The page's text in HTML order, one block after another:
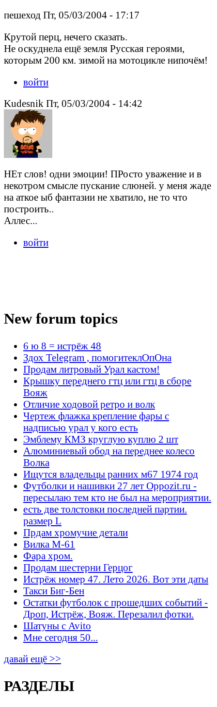
пешеход Пт, 05/03/2004 - 17:17
Крутой перц, нечего сказать.
Не оскуднела ещё земля Русская героями,
которым 200 км. зимой на мотоцикле нипочём!
войти
Kudesnik Пт, 05/03/2004 - 14:42
НЕт слов! одни эмоции! ПРосто уважение и в
некотром смысле пускание слюней. у меня жаде
на аткое ыб фантазии не хватило, не то что
построить..
Аллес...
войти
New forum topics
6 ю 8 = истрёж 48
Здох Telegram , помогитеклОпОна
Продам литровый Урал кастом!
Крышку переднего гтц или гтц в сборе
Вояж
Отличие ходовой ретро и волк
Чертеж флажка крепление фары с
надписью урал у кого есть
Эмблему КМЗ круглую куплю 2 шт
Алюминиевый обод на переднее колесо
Волка
Ищутся владельцы ранних м67 1974 год
Футболки и нашивки 27 лет Oppozit.ru -
пересылаю тем кто не был на мероприятии.
есть две толстовки последней партии.
размер L
Прдам хромучие детали
Вилка М-61
Фара хром.
Продам шестерни Герцог
Истрёж номер 47. Лето 2026. Вот эти даты
Такси Биг-Бен
Остатки футболок с прошедших событий -
Дроп, Истрёж, Вояж. Перезалил фотки.
Шатуны с Avito
Мне сегодня 50...
давай ещё >>
РАЗДЕЛЫ